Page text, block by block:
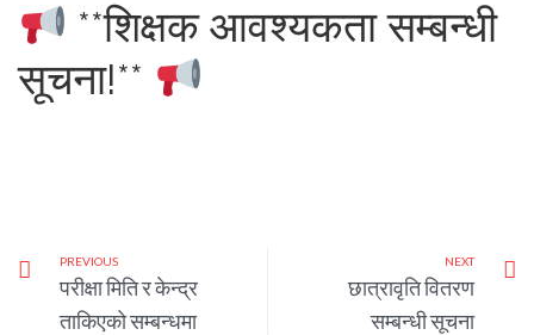
**शिक्षक आवश्यकता सम्बन्धी
सूचना!**
PREVIOUS
परीक्षा मिति र केन्द्र
ताकिएको सम्बन्धमा
NEXT
छात्रावृति वितरण
सम्बन्धी सूचना